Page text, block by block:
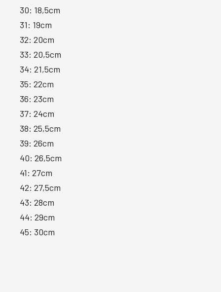
30: 18,5cm
31: 19cm
32: 20cm
33: 20,5cm
34: 21,5cm
35: 22cm
36: 23cm
37: 24cm
38: 25,5cm
39: 26cm
40: 26,5cm
41: 27cm
42: 27,5cm
43: 28cm
44: 29cm
45: 30cm